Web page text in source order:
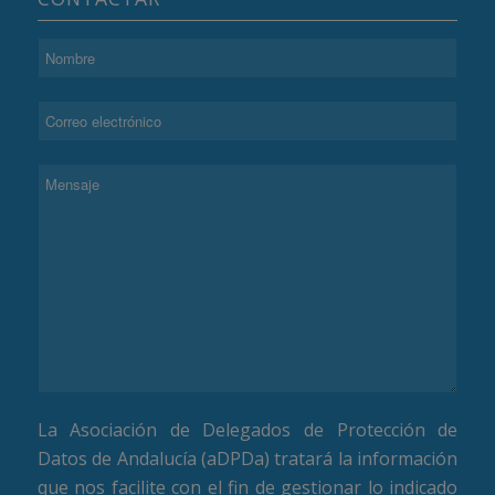
La Asociación de Delegados de Protección de
Datos de Andalucía (aDPDa) tratará la información
que nos facilite con el fin de gestionar lo indicado